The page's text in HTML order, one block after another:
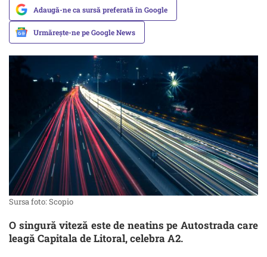
Adaugă-ne ca sursă preferată în Google
Urmărește-ne pe Google News
Sursa foto: Scopio
O singură viteză este de neatins pe Autostrada care
leagă Capitala de Litoral, celebra A2.